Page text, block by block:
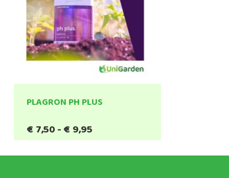
PLAGRON PH PLUS
€ 7,50-€ 9,95Prijsklasse:
€7,50
tot